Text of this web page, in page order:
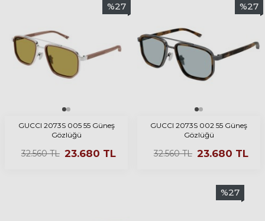
%27
GUCCI 2073S 005 55 Güneş
Gözlüğü
32.560TL 23.680 TL
%27
GUCCI 2073S 002 55 Güneş
Gözlüğü
32.560TL 23.680 TL
%27